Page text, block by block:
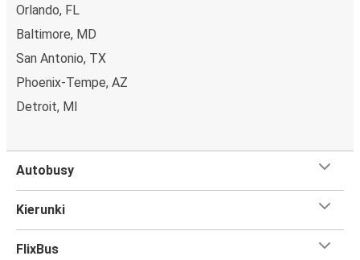
Orlando, FL
Baltimore, MD
San Antonio, TX
Phoenix-Tempe, AZ
Detroit, MI
Autobusy
Kierunki
FlixBus